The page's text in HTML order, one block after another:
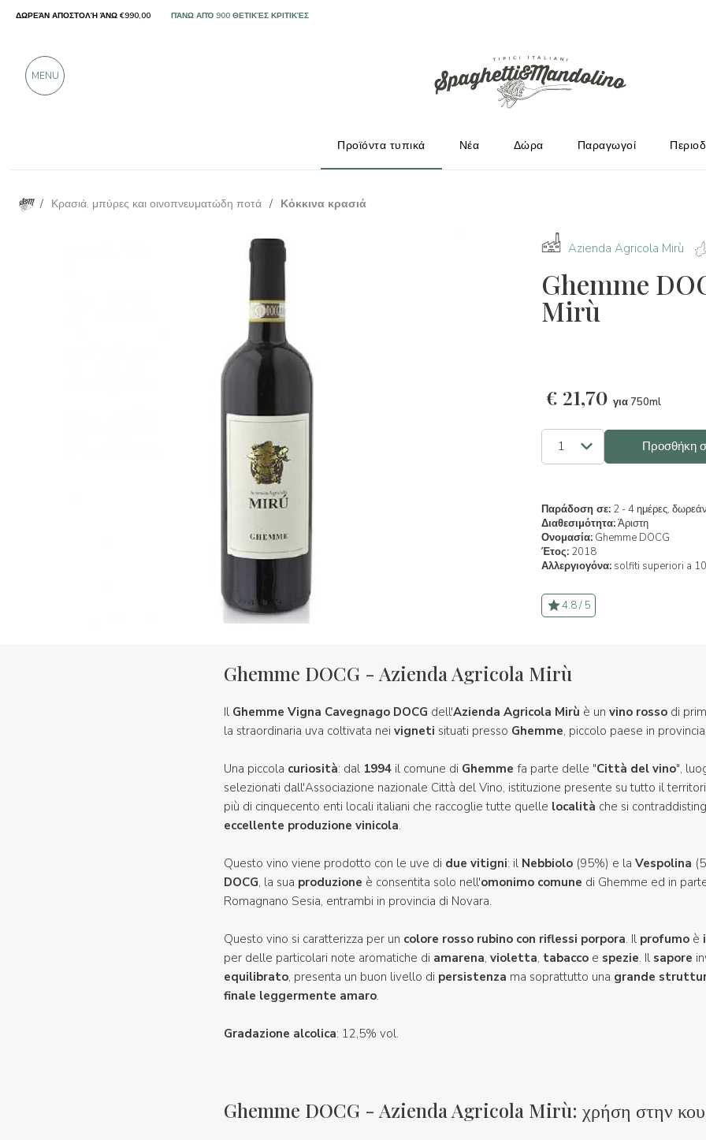
/ Κρασιά, μπύρες και οινοπνευματώδη ποτά / Κόκκινα κρασιά
Azienda Agricola Mirù
Ghemme
Mirù
€ 21,70 για 750ml
Προσθήκη
Παράδοση σε: 2 - 4 ημέρες,
Διαθεσιμότητα:Άριστη
Ονομασία: Ghemme DOCG
Έτος: 2018
Αλλεργιογόνα: solfiti superiori a
4.8 / 5
Ghemme DOCG - Azienda Agricola Mirù
Il Ghemme Vigna Cavegnago DOCG dell'Azienda Agricola Mirù è un vino rossodi
la straordinaria uva coltivata nei vigneti situati presso Ghemme, piccolo paese in
Una piccola curiosità: dal 1994 il comune di Ghemme fa parte delle "Città del vino",
selezionati dall'Associazione nazionale Città del Vino, istituzione presente su tutto il
più di cinquecento enti locali italiani che raccoglie tutte quelle località che si
eccellente produzione vinicola.
Questo vino viene prodotto con le uve di due vitigni: il Nebbiolo(95%) e la Vespolina
DOCG, la sua produzione è consentita solo nell'omonimo comune di Ghemme ed in
Romagnano Sesia, entrambi in provincia di Novara.
Questo vino si caratterizza per un colore rosso rubino con riflessi porpora. Il profumo è
per delle particolari note aromatiche di amarena, violetta, tabacco e spezie. Il sapore
equilibrato, presenta un buon livello di persistenza ma soprattutto una grande
finale leggermente amaro.
Gradazione alcolica: 12,5% vol.
Ghemme DOCG - Azienda Agricola Mirù: χρήση στην
ΔΩΡΕΆΝ ΑΠΟΣΤΟΛΉ ΆΝΩ €990,00 ΜΌΝΟ ΠΡΟΪΌΝΤΑ ΑΠΌ ΕΞΑΙΡΕΤΙΚΟΎΣ ΠΑΡΑΓΩΓΟΎΣ
MENU
Προϊόντα τυπικά Νέα Δώρα Παραγωγοί